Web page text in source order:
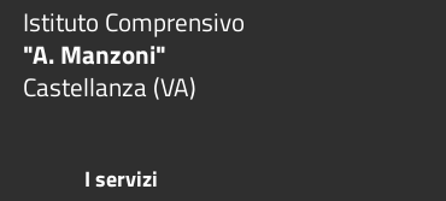
Istituto Comprensivo
"A. Manzoni"
Castellanza (VA)
I servizi